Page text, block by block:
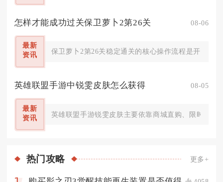
怎样才能成功过关保卫萝卜2第26关 08-06
最新
资讯
保卫萝卜2第26关稳定通关的核心操作流程是开局极
英雄联盟手游中锐雯皮肤怎么获得 08-05
最新
资讯
英雄联盟手游锐雯皮肤主要依靠商城直购、限时活
热门攻略 更多+